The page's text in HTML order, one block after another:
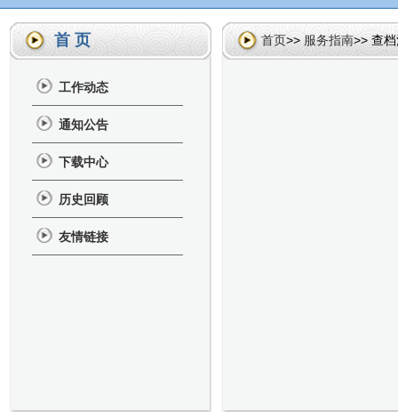
首 页
工作动态
通知公告
下载中心
历史回顾
友情链接
首页>> 服务指南>> 查